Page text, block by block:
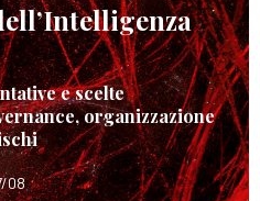
e scelte
organizzazione
08